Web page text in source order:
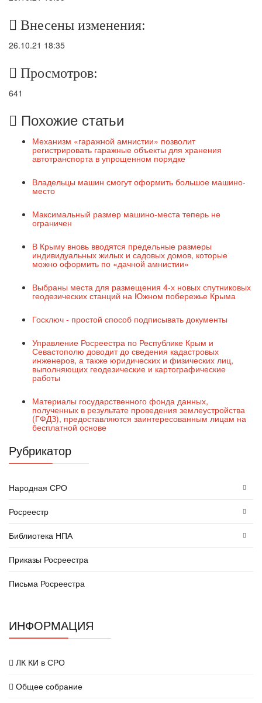
Внесены изменения:
26.10.21 18:35
Просмотров:
641
Похожие статьи
Механизм «гаражной амнистии» позволит
регистрировать гаражные объекты для хранения
автотранспорта в упрощенном порядке
Владельцы машин смогут оформить большое машино-
место
Максимальный размер машино-места теперь не
ограничен
В Крыму вновь вводятся предельные размеры
индивидуальных жилых и садовых домов, которые
можно оформить по «дачной амнистии»
Выбраны места для размещения 4-х новых спутниковых
геодезических станций на Южном побережье Крыма
Госключ - простой способ подписывать документы
Управление Росреестра по Республике Крым и
Севастополю доводит до сведения кадастровых
инженеров, а также юридических и физических лиц,
выполняющих геодезические и картографические
работы
Материалы государственного фонда данных,
полученных в результате проведения землеустройства
(ГФДЗ), предоставляются заинтересованным лицам на
бесплатной основе
Рубрикатор
Народная СРО
Росреестр
Библиотека НПА
Приказы Росреестра
Письма Росреестра
ИНФОРМАЦИЯ
ЛК КИ в СРО
Общее собрание